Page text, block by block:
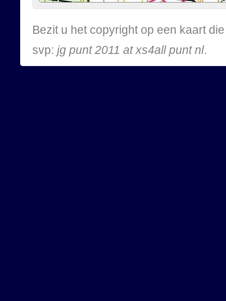
Bezit u het copyright op een kaart
svp: jg punt 2011 at xs4all punt nl.